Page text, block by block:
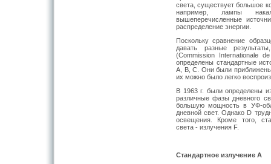
света, существует большое
например, лампы
вышеперечисленные
распределение энергии.
Поскольку сравнение
давать разные
(Commission Internationale
определены стандартные
А, В, С. Они были
их можно было легко
В 1963 г. были определены
различные фазы дневного
большую мощность в УФ-
дневной свет. Однако D
освещения. Кроме того,
света ‑ излучения F.
Стандартное излучение A